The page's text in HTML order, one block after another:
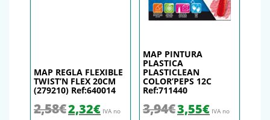
MAP REGLA FLEXIBLE
TWIST’N FLEX 20CM
(279210) Ref:640014
2,58€El precio original era: 2,58€.
2,32€El precio actual es: 2,32€.
IVA no
MAP PINTURA
PLASTICA
PLASTICLEAN
COLOR’PEPS 12C
Ref:711440
3,94€ El precio original era: 3,94€.
3,55€El precio actual
IVA no